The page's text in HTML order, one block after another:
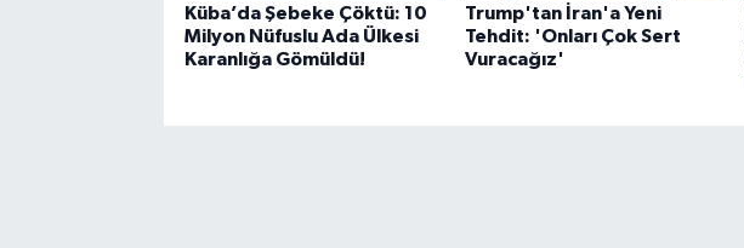
Küba’da Şebeke Çöktü: 10
Milyon Nüfuslu Ada Ülkesi
Karanlığa Gömüldü!
Trump'tan İran'a Yeni
Tehdit: 'Onları Çok Sert
Vuracağız'